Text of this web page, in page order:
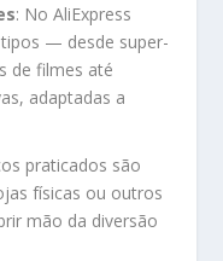
: No AliExpress
— desde super-
de filmes até
adaptadas a
praticados são
físicas ou outros
mão da diversão